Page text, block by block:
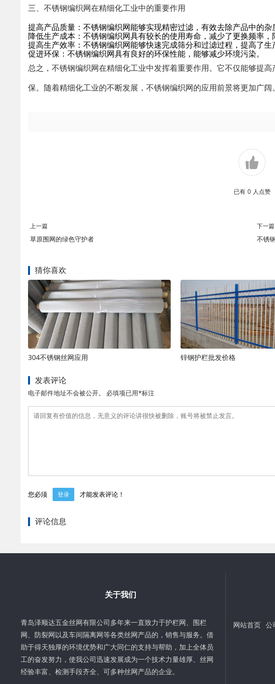
三、不锈钢编织网在精细化工业中的重要作用
提高产品质量：不锈钢编织网能够实现精密过滤，有效去除产品中的杂
降低生产成本：不锈钢编织网具有较长的使用寿命，减少了更换频率，
提高生产效率：不锈钢编织网能够快速完成筛分和过滤过程，提高了生
促进环保：不锈钢编织网具有良好的环保性能，能够减少环境污染。
总之，不锈钢编织网在精细化工业中发挥着重要作用。它不仅能够提
保。随着精细化工业的不断发展，不锈钢编织网的应用前景将更加广阔。
已有 0 人点赞
上一篇
草原围网的绿色守护者
下一篇
不锈
猜你喜欢
304不锈钢丝网应用 锌钢护栏批发价格
发表评论
电子邮件地址不会被公开。 必填项已用*标注
您必须 登录 才能发表评论！
评论信息
关于我们
青岛泽顺达五金丝网有限公司多年来一直致力于护栏网、围栏
网、防裂网以及车间隔离网等各类丝网产品的，销售与服务。借
助于得天独厚的环境优势和广大同仁的支持与帮助，加上全体员
工的奋发努力，使我公司迅速发展成为一个技术力量雄厚、丝网
经验丰富、检测手段齐全、可多种丝网产品的企业。
网站首页 公